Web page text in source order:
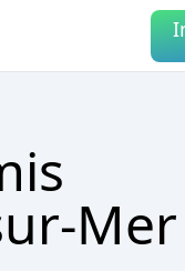
Mer